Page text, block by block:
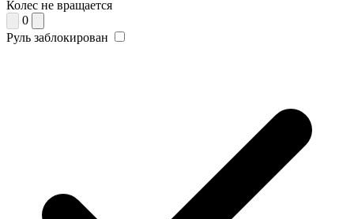
Колес не вращается
0
Руль заблокирован